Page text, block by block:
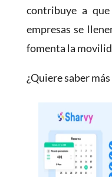
contribuye a
empresas se
fomenta la
¿Quiere saber más